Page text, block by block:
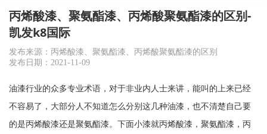
丙烯酸漆、聚氨酯漆、丙烯酸聚氨酯漆的区别-
凯发k8国际
发布来源：丙烯酸漆、聚氨酯漆、丙烯酸聚氨酯漆的区别
发布日期：2021-11-09
油漆行业的众多专业术语，对于非业内人士来讲，能叫的上来已经
不容易了，大部分人不知道怎么分别这几种油漆，也不清楚自己要
的是丙烯酸漆还是聚氨酯漆。下面小漆就丙烯酸漆，聚氨酯漆，丙